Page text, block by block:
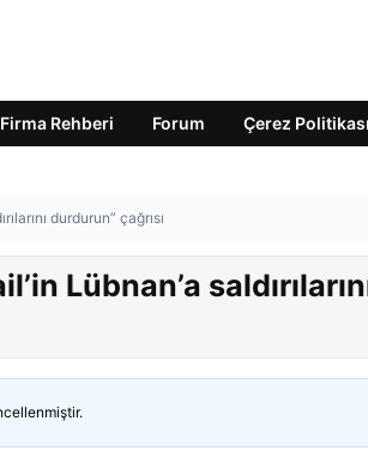
Firma Rehberi Forum Çerez Politikası
durdurun” çağrısı
Lübnan’a